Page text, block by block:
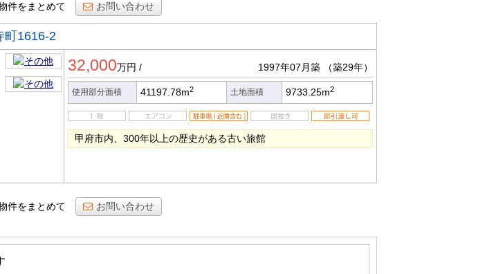
件をまとめて お問い合わせ
町1616-2
32,000万円 / 1997年07月築 （築29年）
使用部分面積 41197.78m2 土地面積 9733.25m2
甲府市内、300年以上の歴史がある古い旅館
件をまとめて お問い合わせ